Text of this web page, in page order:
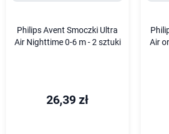
Philips Avent Smoczki Ultra
Air Nighttime 0-6 m - 2 sztuki
26,39 zł
Air